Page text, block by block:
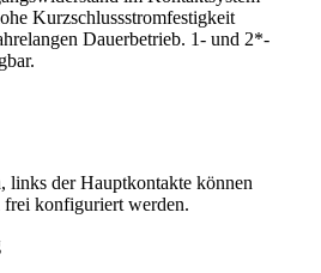
Kurz­schluss­stromfestigkeit
Dauerbetrieb. 1- und 2*-
links der Hauptkontakte können
frei konfiguriert werden.